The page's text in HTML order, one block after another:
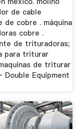
de cable
de cobre . máquina
cobre .
de trituradoras;
para triturar
de triturar
Double Equipment